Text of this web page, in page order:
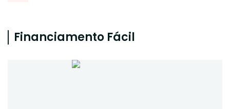
Financiamento Fácil